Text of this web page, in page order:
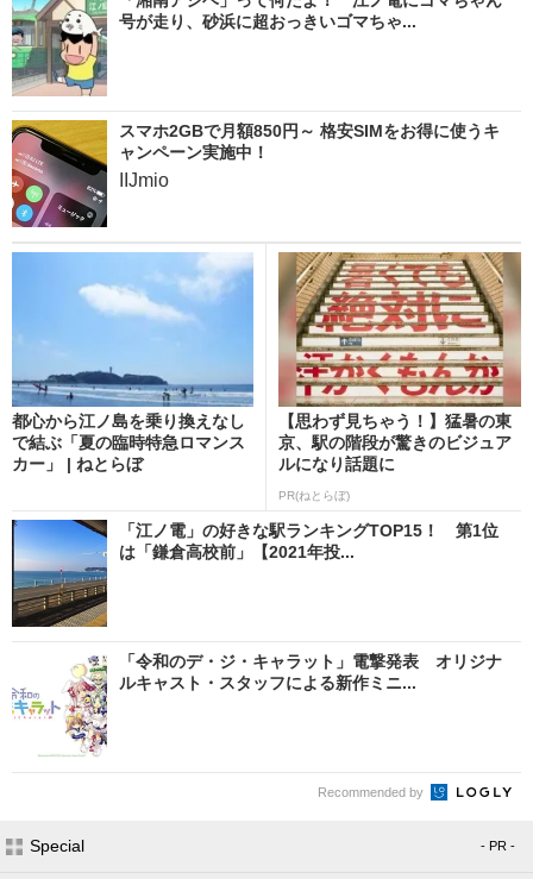
号が走り、砂浜に超おっきいゴマちゃ...
スマホ2GBで月額850円～ 格安SIMをお得に使うキ
ャンペーン実施中！
IIJmio
都心から江ノ島を乗り換えなし
で結ぶ「夏の臨時特急ロマンス
カー」 | ねとらぼ
【思わず見ちゃう！】猛暑の東
京、駅の階段が驚きのビジュア
ルになり話題に
PR(ねとらぼ)
「江ノ電」の好きな駅ランキングTOP15！ 第1位
は「鎌倉高校前」【2021年投...
「令和のデ・ジ・キャラット」電撃発表 オリジナ
ルキャスト・スタッフによる新作ミニ...
Recommended by
Special - PR -